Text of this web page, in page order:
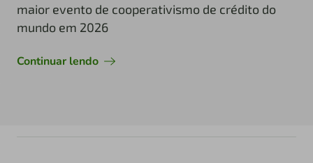
maior evento de cooperativismo de crédito do
mundo em 2026
Continuar lendo